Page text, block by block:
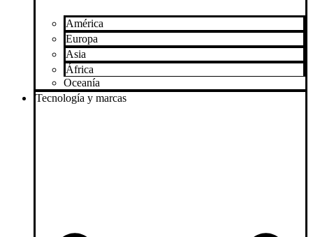
América
Europa
Asia
África
Oceanía
Tecnología y marcas